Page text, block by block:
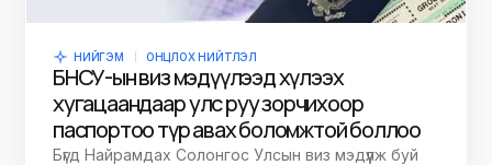
НИЙГЭМ ОНЦЛОХ НИЙТЛЭЛ
БНСУ-ын виз мэдүүлээд хүлээх
хугацаандаа өөр улс руу зорчихоор
паспортоо түр авах боломжтой боллоо
Бүгд Найрамдах Солонгос Улсын виз мэдүүлж буй